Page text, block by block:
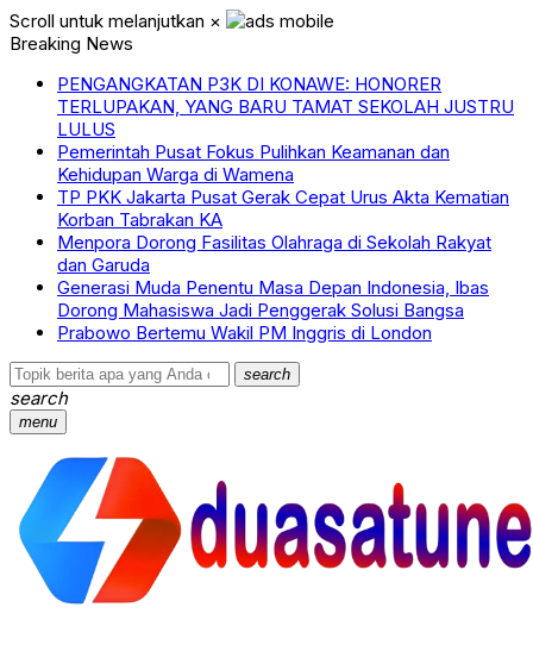
Scroll untuk melanjutkan ×
Breaking News
PENGANGKATAN P3K DI KONAWE: HONORER
TERLUPAKAN, YANG BARU TAMAT SEKOLAH JUSTRU
LULUS
Pemerintah Pusat Fokus Pulihkan Keamanan dan
Kehidupan Warga di Wamena
TP PKK Jakarta Pusat Gerak Cepat Urus Akta Kematian
Korban Tabrakan KA
Menpora Dorong Fasilitas Olahraga di Sekolah Rakyat
dan Garuda
Generasi Muda Penentu Masa Depan Indonesia, Ibas
Dorong Mahasiswa Jadi Penggerak Solusi Bangsa
Prabowo Bertemu Wakil PM Inggris di London
search
search
menu